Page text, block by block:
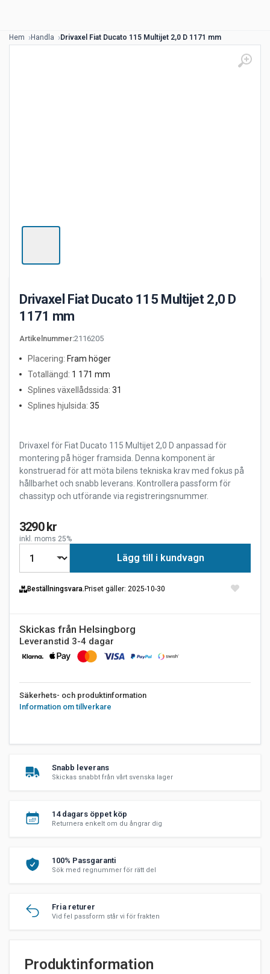
Hem Handla Drivaxel Fiat Ducato 115 Multijet 2,0 D 1171 mm
Drivaxel Fiat Ducato 115 Multijet 2,0 D
1171 mm
Artikelnummer:2116205
Placering: Fram höger
Totallängd: 1 171 mm
Splines växellådssida: 31
Splines hjulsida: 35
Drivaxel för Fiat Ducato 115 Multijet 2,0 D anpassad för
montering på höger framsida. Denna komponent är
konstruerad för att möta bilens tekniska krav med fokus på
hållbarhet och snabb leverans. Kontrollera passform för
chassityp och utförande via registreringsnummer.
3290 kr
inkl. moms 25%
Lägg till i kundvagn
Beställningsvara. Priset gäller: 2025-10-30
Skickas från Helsingborg
Leveranstid 3-4 dagar
Säkerhets- och produktinformation
Information om tillverkare
Snabb leverans
Skickas snabbt från vårt svenska lager
14 dagars öppet köp
Returnera enkelt om du ångrar dig
100% Passgaranti
Sök med regnummer för rätt del
Fria returer
Vid fel passform står vi för frakten
Produktinformation